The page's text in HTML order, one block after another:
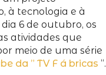
à tecnologia e à
6 de outubro, os
atividades que
meio de uma série
da ” TV F á bricas “.